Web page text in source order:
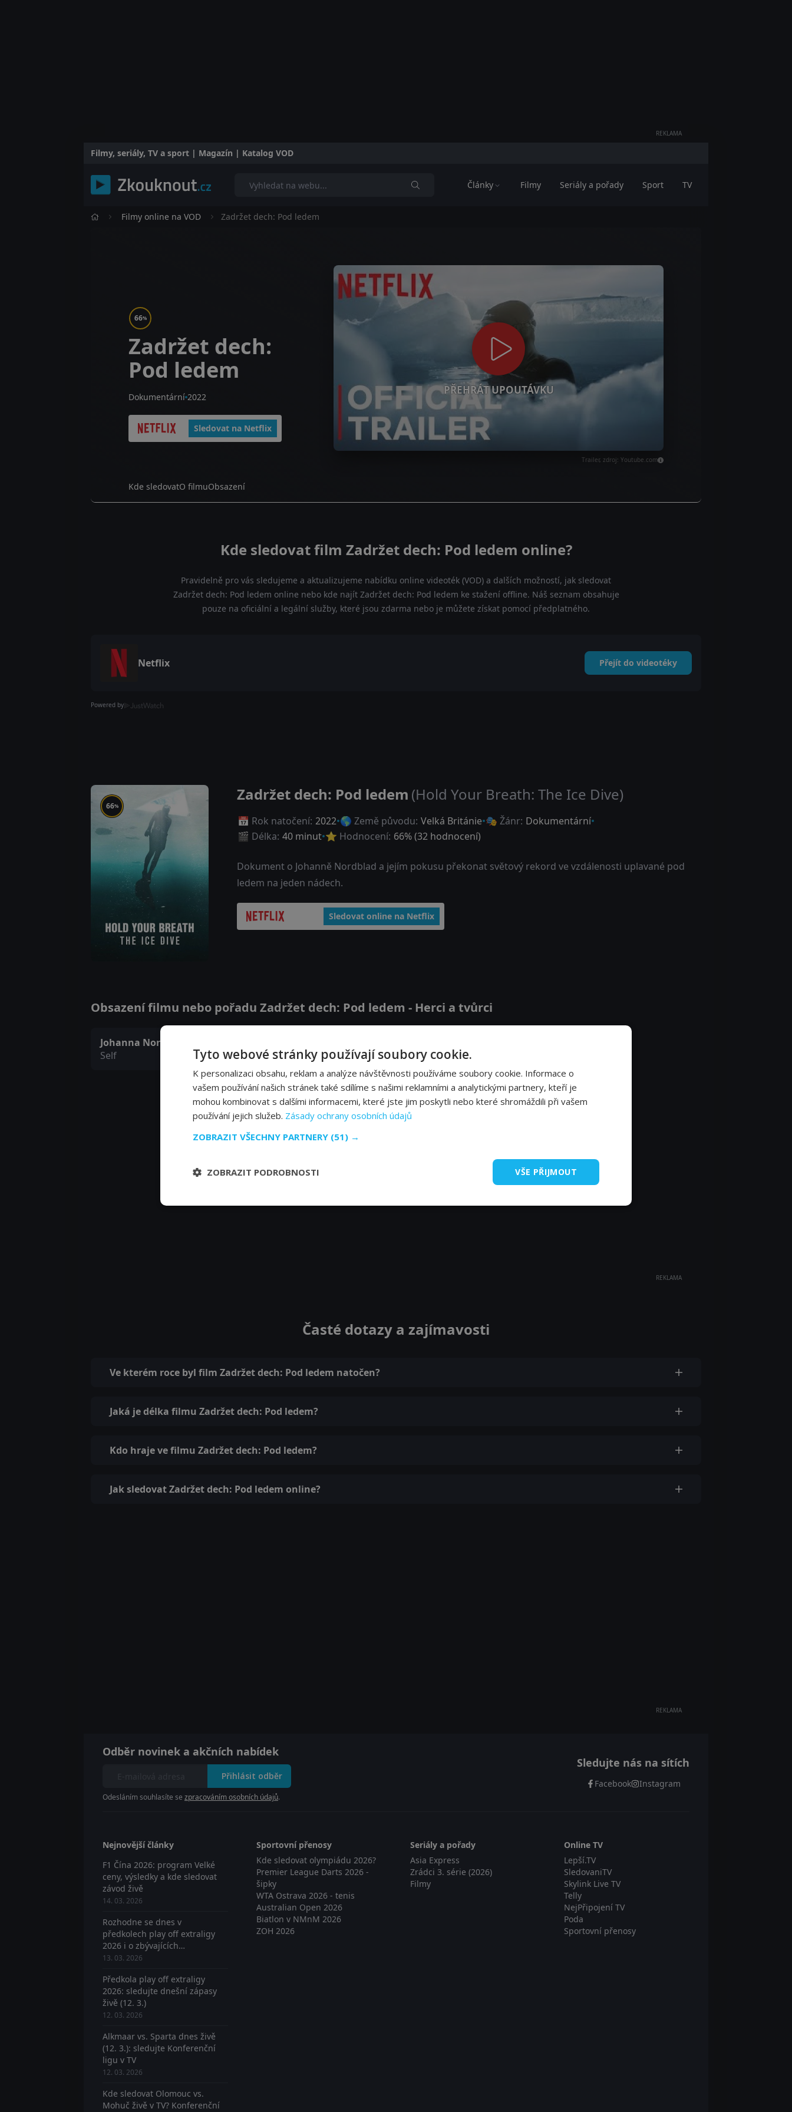
REKLAMA
Filmy, seriály, TV a sport | Magazín | Katalog VOD
Články Filmy Seriály a pořady Sport TV
Filmy online na VOD Zadržet dech: Pod ledem
PŘEHRÁT UPOUTÁVKU
Trailer, zdroj: Youtube.com
66%
Zadržet dech:
Pod ledem
Dokumentární 2022
Sledovat na Netflix
Kde sledovatO filmuObsazení
Kde sledovat film Zadržet dech: Pod ledem online?
Pravidelně pro vás sledujeme a aktualizujeme nabídku online videoték (VOD) a dalších možností, jak sledovat
Zadržet dech: Pod ledem online nebo kde najít Zadržet dech: Pod ledem ke stažení offline. Náš seznam obsahuje
pouze na oficiální a legální služby, které jsou zdarma nebo je můžete získat pomocí předplatného.
Netflix Přejít do videotéky
Powered by
66%
Zadržet dech: Pod ledem (Hold Your Breath: The Ice Dive)
📅 Rok natočení: 2022 🌎 Země původu: Velká Británie 🎭 Žánr: Dokumentární
🎬 Délka: 40 minut ⭐ Hodnocení: 66% (32 hodnocení)
Dokument o Johanně Nordblad a jejím pokusu překonat světový rekord ve vzdálenosti uplavané pod
ledem na jeden nádech.
Sledovat online na Netflix
Obsazení filmu nebo pořadu Zadržet dech: Pod ledem - Herci a tvůrci
Johanna Nordblad
Self
Self
REKLAMA
Časté dotazy a zajímavosti
Ve kterém roce byl film Zadržet dech: Pod ledem natočen?
Jaká je délka filmu Zadržet dech: Pod ledem?
Kdo hraje ve filmu Zadržet dech: Pod ledem?
Jak sledovat Zadržet dech: Pod ledem online?
REKLAMA
Odběr novinek a akčních nabídek
Přihlásit odběr
Odesláním souhlasíte se zpracováním osobních údajů.
Sledujte nás na sítích
Facebook Instagram
Nejnovější články
F1 Čína 2026: program Velké
ceny, výsledky a kde sledovat
závod živě
14. 03. 2026
Rozhodne se dnes v
předkolech play off extraligy
2026 i o zbývajících
postupujících? Sledujte živě
13. 03. 2026
Předkola play off extraligy
2026: sledujte dnešní zápasy
živě (12. 3.)
12. 03. 2026
Alkmaar vs. Sparta dnes živě
(12. 3.): sledujte Konferenční
ligu v TV
12. 03. 2026
Kde sledovat Olomouc vs.
Mohuč živě v TV? Konferenční
Sportovní přenosy
Kde sledovat olympiádu 2026?
Premier League Darts 2026 -
šipky
WTA Ostrava 2026 - tenis
Australian Open 2026
Biatlon v NMnM 2026
ZOH 2026
Seriály a pořady
Asia Express
Zrádci 3. série (2026)
Filmy
Online TV
Lepší.TV
SledovaniTV
Skylink Live TV
Telly
NejPřipojení TV
Poda
Sportovní přenosy
Tyto webové stránky používají soubory cookie.
K personalizaci obsahu, reklam a analýze návštěvnosti používáme soubory cookie. Informace o
vašem používání našich stránek také sdílíme s našimi reklamními a analytickými partnery, kteří je
mohou kombinovat s dalšími informacemi, které jste jim poskytli nebo které shromáždili při vašem
používání jejich služeb. Zásady ochrany osobních údajů
ZOBRAZIT VŠECHNY PARTNERY (51) →
VŠE PŘIJMOUT
ZOBRAZIT PODROBNOSTI